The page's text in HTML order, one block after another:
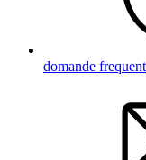
domande